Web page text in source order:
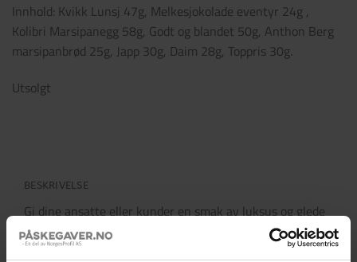
Innhold: Kvikk Lunsj 47g, Melkesjokolade eventyr 24g ,
Kolibri Marsipanegg 58g, Godt og blandet 50g, Anthon Berg
marsipanbrød 25g, Japp 30g, Daim 28g, Toppris 30g.
Utsolgt
BESKRIVELSE
Gi dine ansatte eller kunder en smak av luksus og glede
med vår eksklusive Gullegg 18 cm med påskeklassikere.
Fylt med de mest kjente påskegodteriene, er dette den